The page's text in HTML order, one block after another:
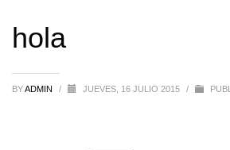
hola
BYADMIN / JUEVES, 16 JULIO 2015 /